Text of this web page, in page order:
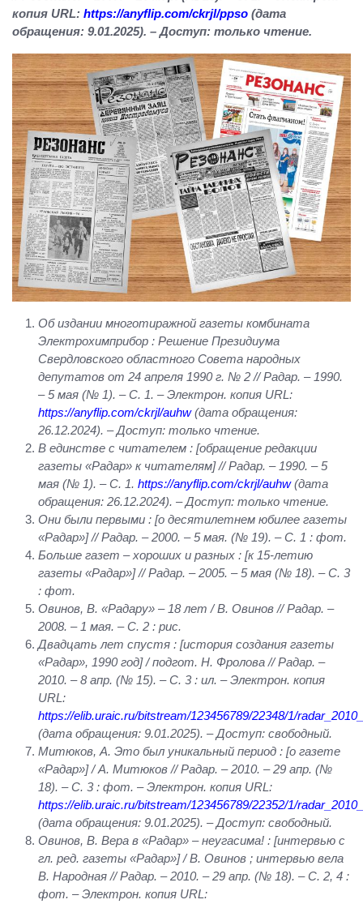
копия URL: https://anyflip.com/ckrjl/ppso (дата
обращения: 9.01.2025). – Доступ: только чтение.
Об издании многотиражной газеты комбината
Электрохимприбор : Решение Президиума
Свердловского областного Совета народных
депутатов от 24 апреля 1990 г. № 2 // Радар. – 1990.
– 5 мая (№ 1). – С. 1. – Электрон. копия URL:
https://anyflip.com/ckrjl/auhw(дата обращения:
26.12.2024). – Доступ: только чтение.
В единстве с читателем : [обращение редакции
газеты «Радар» к читателям] // Радар. – 1990. – 5
мая (№ 1). – С. 1. https://anyflip.com/ckrjl/auhw(дата
обращения: 26.12.2024). – Доступ: только чтение.
Они были первыми : [о десятилетнем юбилее газеты
«Радар»] // Радар. – 2000. – 5 мая. (№ 19). – С. 1 : фот.
Больше газет – хороших и разных : [к 15-летию
газеты «Радар»] // Радар. – 2005. – 5 мая (№ 18). – С. 3
: фот.
Овинов, В. «Радару» – 18 лет / В. Овинов // Радар. –
2008. – 1 мая. – С. 2 : рис.
Двадцать лет спустя : [история создания газеты
«Радар», 1990 год] / подгот. Н. Фролова // Радар. –
2010. – 8 апр. (№ 15). – С. 3 : ил. – Электрон. копия
URL:
https://elib.uraic.ru/bitstream/123456789/22348/1/
(дата обращения: 9.01.2025). – Доступ: свободный.
Митюков, А. Это был уникальный период : [о газете
«Радар»] / А. Митюков // Радар. – 2010. – 29 апр. (№
18). – С. 3 : фот. – Электрон. копия URL:
https://elib.uraic.ru/bitstream/123456789/22352/1/
(дата обращения: 9.01.2025). – Доступ: свободный.
Овинов, В. Вера в «Радар» – неугасима! : [интервью с
гл. ред. газеты «Радар»] / В. Овинов ; интервью вела
В. Народная // Радар. – 2010. – 29 апр. (№ 18). – С. 2, 4 :
фот. – Электрон. копия URL: